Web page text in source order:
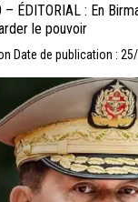
– ÉDITORIAL : En
le pouvoir
Date de publication :